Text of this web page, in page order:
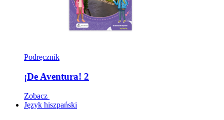
Podręcznik
¡De Aventura! 2
Zobacz
Język hiszpański